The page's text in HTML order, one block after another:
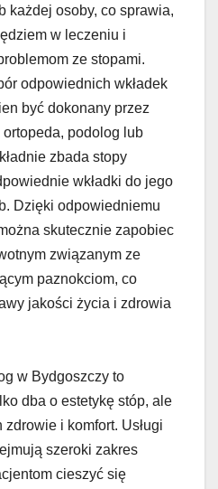
każdej osoby, co sprawia,
w leczeniu i
ze stopami.
odpowiednich wkładek
być dokonany przez
podolog lub
zbada stopy
wkładki do jego
Dzięki odpowiedniemu
skutecznie zapobiec
związanym ze
paznokciom, co
jakości życia i zdrowia
w Bydgoszczy to
dba o estetykę stóp, ale
i komfort. Usługi
szeroki zakres
cieszyć się